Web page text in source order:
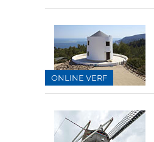
ONLINE VERF